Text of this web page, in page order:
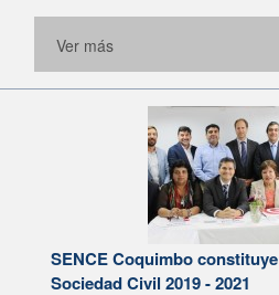
Ver más
SENCE Coquimbo
Sociedad Civil 2019 - 2021